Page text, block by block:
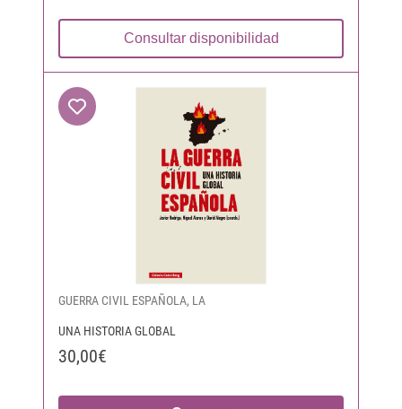
Consultar disponibilidad
GUERRA CIVIL ESPAÑOLA, LA
UNA HISTORIA GLOBAL
30,00€